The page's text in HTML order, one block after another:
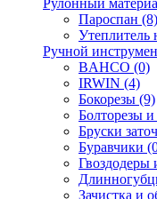
Рулонный
Пароспан (8)
Утеплитель
Ручной
BAHCO (0)
IRWIN (4)
Бокорезы (9)
Болторезы
Бруски
Буравчики
Гвоздодеры
Зачистка и